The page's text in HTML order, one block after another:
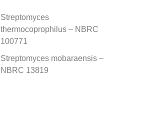
Streptomyces
thermocoprophilus – NBRC
100771
Streptomyces mobaraensis –
NBRC 13819